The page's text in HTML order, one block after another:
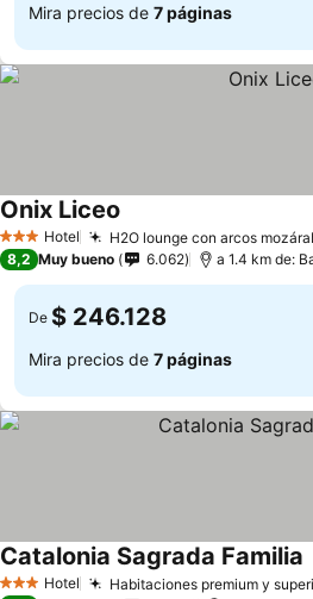
Mira precios de 7 páginas
3 Estrellas
Hotel H2O lounge con arcos
Onix Liceo
8,2 Muy bueno 6.062 a 1.4 km de:
De $ 246.128
Mira precios de 7 páginas
3 Estrellas
Hotel Habitaciones premium y
Catalonia Sagrada Familia